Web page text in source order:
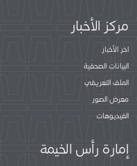
مركز الأخبار
اخر الأخبار
البيانات الصحفية
الملف التعريفي
معرض الصور
الفيديوهات
إمارة رأس الخيمة